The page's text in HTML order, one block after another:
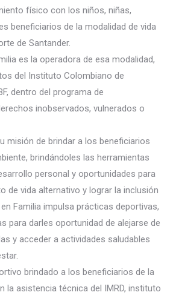
físico con los niños, niñas,
beneficiarios de la modalidad de vida
de Santander.
es la operadora de esa modalidad,
del Instituto Colombiano de
dentro del programa de
inobservados, vulnerados o
misión de brindar a los beneficiarios
brindándoles las herramientas
personal y oportunidades para
de vida alternativo y lograr la inclusión
Familia impulsa prácticas deportivas,
para darles oportunidad de alejarse de
y acceder a actividades saludables
brindado a los beneficiarios de la
la asistencia técnica del IMRD, instituto